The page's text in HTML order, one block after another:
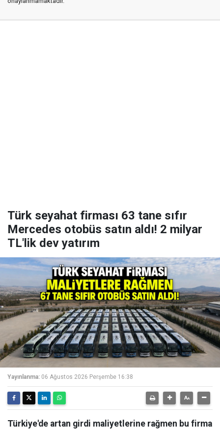
Türk seyahat firması 63 tane sıfır
Mercedes otobüs satın aldı! 2 milyar
TL'lik dev yatırım
Yayınlanma: 06 Ağustos 2026 Perşembe 16:38
Türkiye'de artan girdi maliyetlerine rağmen bu firma